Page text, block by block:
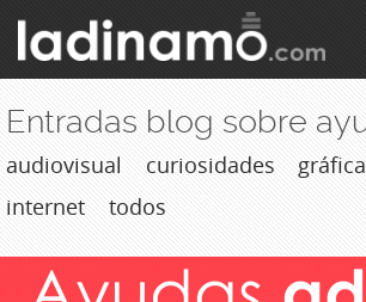
Jump to navigation
c
a
r
Entradas blog sobre
audiovisual curiosidades
gráfica
internet
todos